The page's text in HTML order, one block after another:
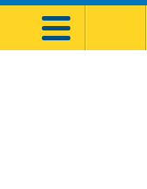
Ribeiro